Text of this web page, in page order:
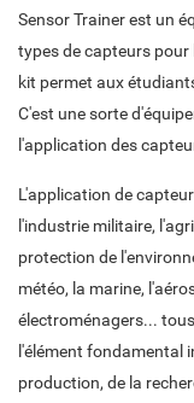
Sensor Trainer est un
types de capteurs pour
kit permet aux
C'est une sorte
l'application des
L'application de
l'industrie militaire,
protection de
météo, la marine,
électroménagers...
l'élément fondamental
production, de la